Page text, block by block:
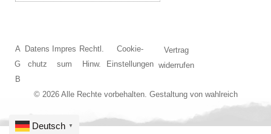
© 2026 Alle Rechte vorbehalten. Gestaltung von wahlreich
A
G
B
Datens
chutz
Impres
sum
Rechtl.
Hinw.
Cookie-
Einstellungen
Vertrag
widerrufen
Deutsch ▼